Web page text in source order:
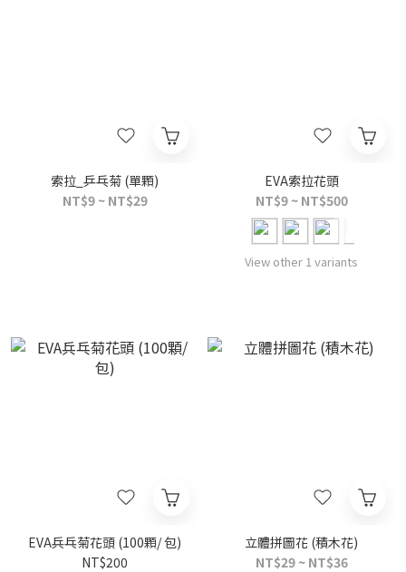
索拉_乒乓菊 (單顆)
NT$9 ~ NT$29
EVA索拉花頭
NT$9 ~ NT$500
View other 1 variants
EVA兵乓菊花頭 (100顆/ 包)
NT$200
立體拼圖花 (積木花)
NT$29 ~ NT$36